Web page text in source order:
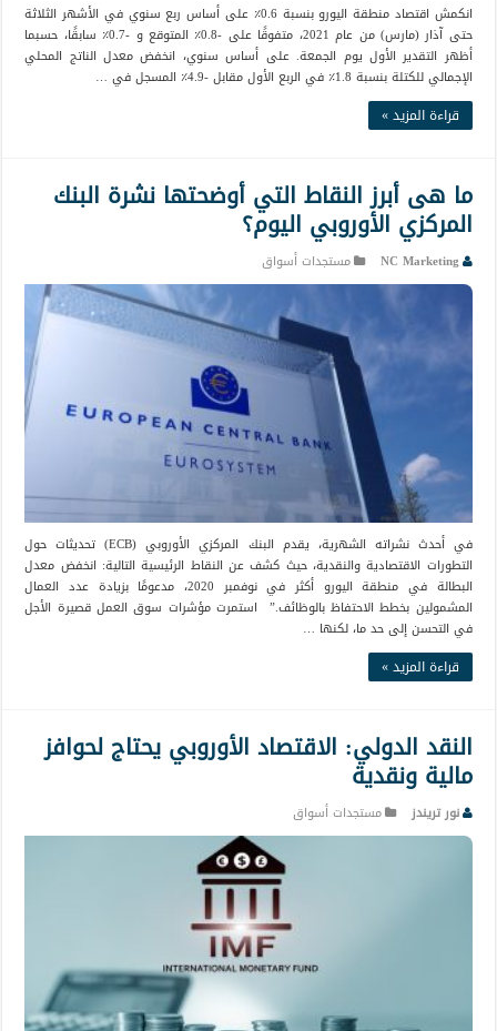
انكمش اقتصاد منطقة اليورو بنسبة 0.6٪ على أساس ربع سنوي في الأشهر الثلاثة
حتى آذار (مارس) من عام 2021، متفوقًا على -0.8٪ المتوقع و -0.7٪ سابقًا، حسبما
أظهر التقدير الأول يوم الجمعة. على أساس سنوي، انخفض معدل الناتج المحلي
الإجمالي للكتلة بنسبة 1.8٪ في الربع الأول مقابل -4.9٪ المسجل في …
قراءة المزيد »
ما هى أبرز النقاط التي أوضحتها نشرة البنك
المركزي الأوروبي اليوم؟
NC Marketing مستجدات أسواق
في أحدث نشراته الشهرية، يقدم البنك المركزي الأوروبي (ECB) تحديثات حول
التطورات الاقتصادية والنقدية، حيث كشف عن النقاط الرئيسية التالية: انخفض معدل
البطالة في منطقة اليورو أكثر في نوفمبر 2020، مدعومًا بزيادة عدد العمال
المشمولين بخطط الاحتفاظ بالوظائف.” استمرت مؤشرات سوق العمل قصيرة الأجل
في التحسن إلى حد ما، لكنها …
قراءة المزيد »
النقد الدولي: الاقتصاد الأوروبي يحتاج لحوافز
مالية ونقدية
نور تريندز مستجدات أسواق